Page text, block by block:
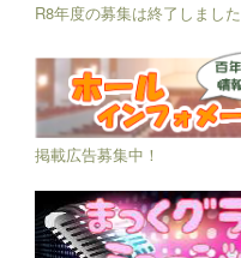
R8年度の募集は終了しました
掲載広告募集中！